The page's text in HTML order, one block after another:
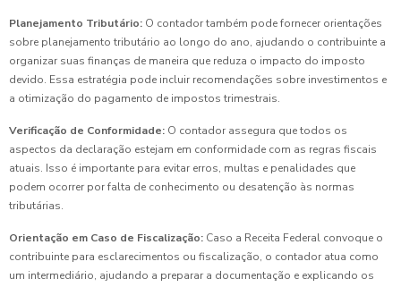
Planejamento Tributário: O contador também pode fornecer orientações
sobre planejamento tributário ao longo do ano, ajudando o contribuinte a
organizar suas finanças de maneira que reduza o impacto do imposto
devido. Essa estratégia pode incluir recomendações sobre investimentos e
a otimização do pagamento de impostos trimestrais.
Verificação de Conformidade: O contador assegura que todos os
aspectos da declaração estejam em conformidade com as regras fiscais
atuais. Isso é importante para evitar erros, multas e penalidades que
podem ocorrer por falta de conhecimento ou desatenção às normas
tributárias.
Orientação em Caso de Fiscalização: Caso a Receita Federal convoque o
contribuinte para esclarecimentos ou fiscalização, o contador atua como
um intermediário, ajudando a preparar a documentação e explicando os